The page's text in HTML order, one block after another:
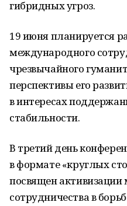
гибридных угроз.
19 июня планируется
международного
чрезвычайного
перспективы его
в интересах
стабильности.
В третий день
в формате «круглых
посвящен
сотрудничества в